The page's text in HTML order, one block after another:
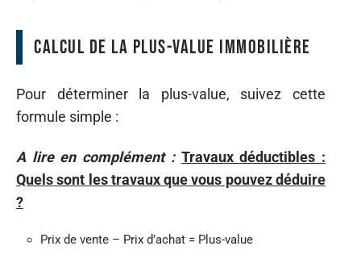
Calcul de la plus-value immobilière
Pour déterminer la plus-value, suivez cette
formule simple :
A lire en complément : Travaux déductibles :
Quels sont les travaux que vous pouvez déduire
?
Prix de vente – Prix d’achat = Plus-value